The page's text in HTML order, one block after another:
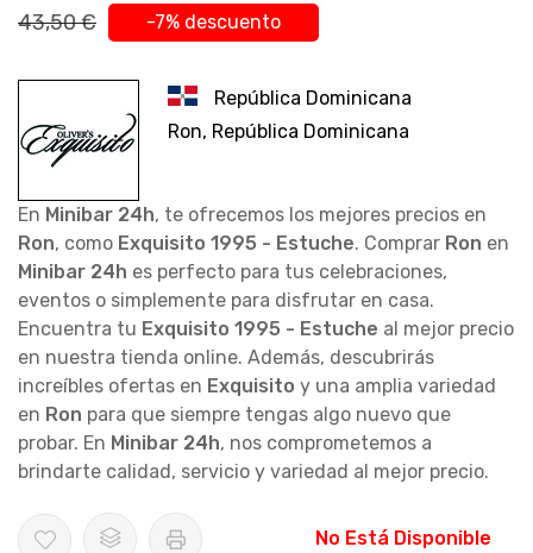
43,50 € -7% descuento
República Dominicana
Ron, República Dominicana
En Minibar 24h, te ofrecemos los mejores precios en
Ron, como Exquisito 1995 - Estuche. Comprar Ron en
Minibar 24h es perfecto para tus celebraciones,
eventos o simplemente para disfrutar en casa.
Encuentra tu Exquisito 1995 - Estuche al mejor precio
en nuestra tienda online. Además, descubrirás
increíbles ofertas en Exquisito y una amplia variedad
en Ron para que siempre tengas algo nuevo que
probar. En Minibar 24h, nos comprometemos a
brindarte calidad, servicio y variedad al mejor precio.
No Está Disponible